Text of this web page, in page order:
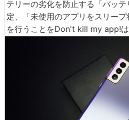
テリーの劣化を防止する「バッ
定、「未使用のアプリをスリー
を行うことをDon't kill my app!は